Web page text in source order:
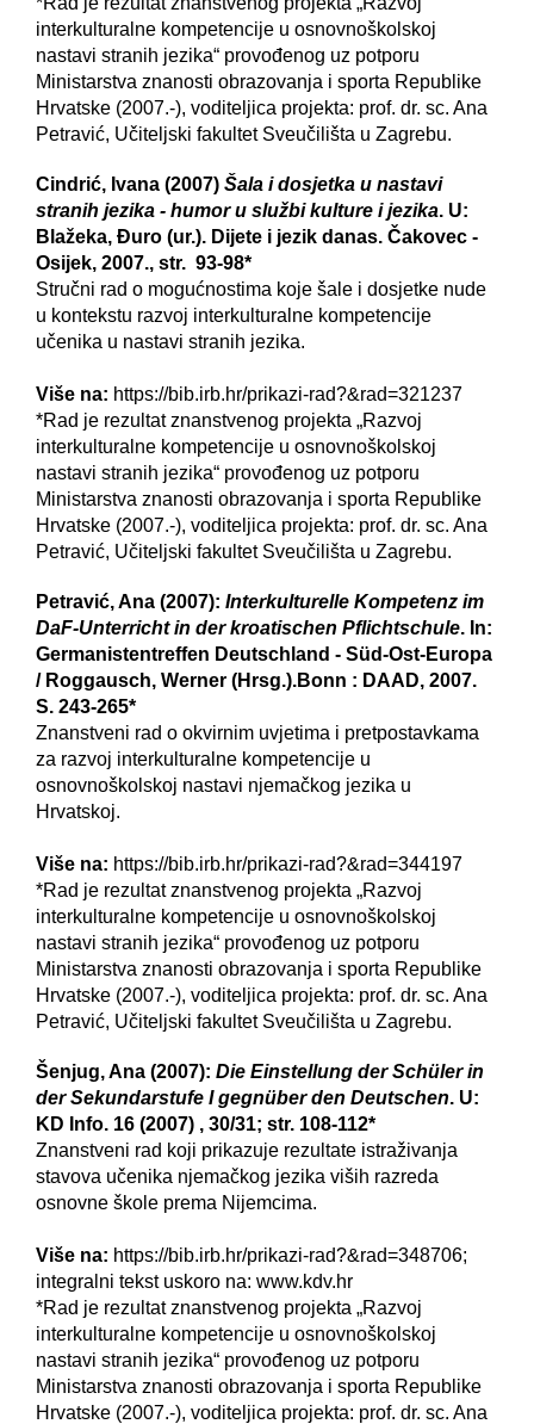
interkulturalne kompetencije u osnovnoškolskoj
nastavi stranih jezika“ provođenog uz potporu
Ministarstva znanosti obrazovanja i sporta Republike
Hrvatske (2007.-), voditeljica projekta: prof. dr. sc. Ana
Petravić, Učiteljski fakultet Sveučilišta u Zagrebu.
Cindrić, Ivana (2007) Šala i dosjetka u nastavi
stranih jezika - humor u službi kulture i jezika. U:
Blažeka, Đuro (ur.). Dijete i jezik danas. Čakovec -
Osijek, 2007., str. 93-98*
Stručni rad o mogućnostima koje šale i dosjetke nude
u kontekstu razvoj interkulturalne kompetencije
učenika u nastavi stranih jezika.
Više na: https://bib.irb.hr/prikazi-rad?&rad=321237
*Rad je rezultat znanstvenog projekta „Razvoj
interkulturalne kompetencije u osnovnoškolskoj
nastavi stranih jezika“ provođenog uz potporu
Ministarstva znanosti obrazovanja i sporta Republike
Hrvatske (2007.-), voditeljica projekta: prof. dr. sc. Ana
Petravić, Učiteljski fakultet Sveučilišta u Zagrebu.
Petravić, Ana (2007): Interkulturelle Kompetenz im
DaF-Unterricht in der kroatischen Pflichtschule. In:
Germanistentreffen Deutschland - Süd-Ost-Europa
/ Roggausch, Werner (Hrsg.).Bonn : DAAD, 2007.
S. 243-265*
Znanstveni rad o okvirnim uvjetima i pretpostavkama
za razvoj interkulturalne kompetencije u
osnovnoškolskoj nastavi njemačkog jezika u
Hrvatskoj.
Više na: https://bib.irb.hr/prikazi-rad?&rad=344197
*Rad je rezultat znanstvenog projekta „Razvoj
interkulturalne kompetencije u osnovnoškolskoj
nastavi stranih jezika“ provođenog uz potporu
Ministarstva znanosti obrazovanja i sporta Republike
Hrvatske (2007.-), voditeljica projekta: prof. dr. sc. Ana
Petravić, Učiteljski fakultet Sveučilišta u Zagrebu.
Šenjug, Ana (2007): Die Einstellung der Schüler in
der Sekundarstufe I gegnüber den Deutschen. U:
KD Info. 16 (2007) , 30/31; str. 108-112*
Znanstveni rad koji prikazuje rezultate istraživanja
stavova učenika njemačkog jezika viših razreda
osnovne škole prema Nijemcima.
Više na: https://bib.irb.hr/prikazi-rad?&rad=348706;
integralni tekst uskoro na: www.kdv.hr
*Rad je rezultat znanstvenog projekta „Razvoj
interkulturalne kompetencije u osnovnoškolskoj
nastavi stranih jezika“ provođenog uz potporu
Ministarstva znanosti obrazovanja i sporta Republike
Hrvatske (2007.-), voditeljica projekta: prof. dr. sc. Ana